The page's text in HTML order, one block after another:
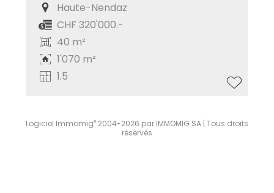
Haute-Nendaz
CHF 320'000.-
40 m²
1'070 m²
1.5
Logiciel Immomig® 2004-2026 par IMMOMIG SA | Tous droits
réservés